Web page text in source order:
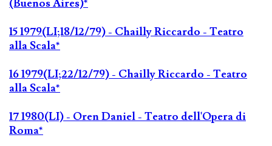
(Buenos Aires)*
15 1979(LI;18/12/79) - Chailly Riccardo - Teatro
alla Scala*
16 1979(LI;22/12/79) - Chailly Riccardo - Teatro
alla Scala*
17 1980(LI) - Oren Daniel - Teatro dell'Opera di
Roma*